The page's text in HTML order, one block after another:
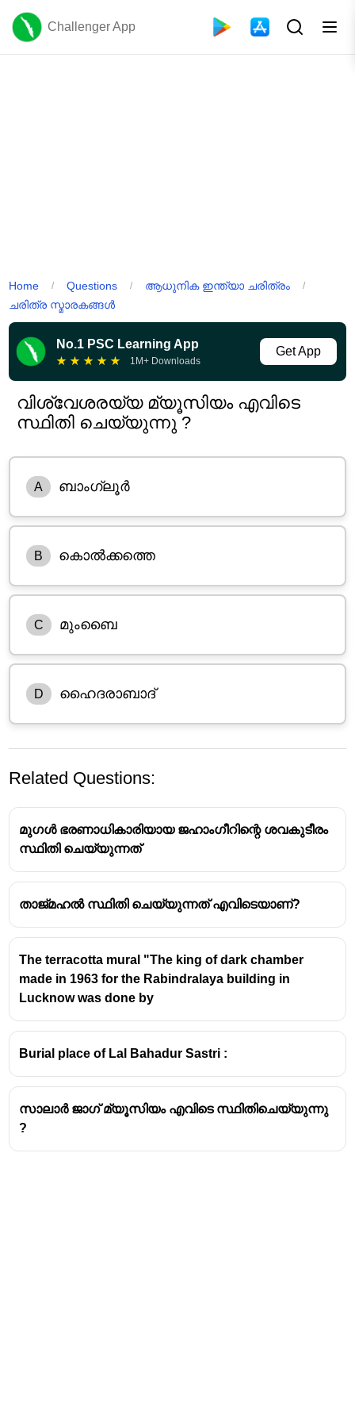
Challenger App
Home / Questions / ആധുനിക ഇന്ത്യാ ചരിത്രം /
ചരിത്ര സ്മാരകങ്ങൾ
No.1 PSC Learning App
★ ★ ★ ★ ★ 1M+ Downloads
Get App
വിശ്വേശരയ്യ മ്യൂസിയം എവിടെ
സ്ഥിതി ചെയ്യുന്നു ?
A ബാംഗ്ലൂർ
B കൊൽക്കത്തെ
C മുംബൈ
D ഹൈദരാബാദ്
Related Questions:
മുഗൾ ഭരണാധികാരിയായ ജഹാംഗീറിന്റെ ശവകുടീരം
സ്ഥിതി ചെയ്യുന്നത്
താജ്മഹൽ സ്ഥിതി ചെയ്യുന്നത് എവിടെയാണ്?
The terracotta mural "The king of dark chamber
made in 1963 for the Rabindralaya building in
Lucknow was done by
Burial place of Lal Bahadur Sastri :
സാലാർ ജാഗ് മ്യൂസിയം എവിടെ സ്ഥിതിചെയ്യുന്നു
?